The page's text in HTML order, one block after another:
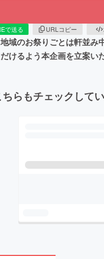
で送る URLコピー
域のお祭りごとは軒並
けるよう本企画を立案い
らもチェックして